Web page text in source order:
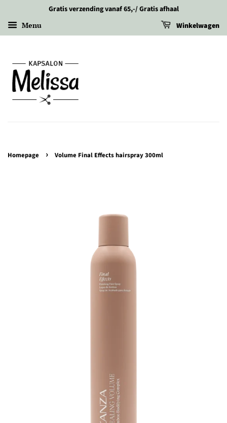
Gratis verzending vanaf 65,-/ Gratis afhaal
Menu Winkelwagen
Homepage › Volume Final Effects hairspray 300ml